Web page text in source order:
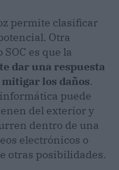
permite clasificar
Otra
es que la
dar una respuesta
los daños.
puede
del exterior y
dentro de una
electrónicos o
otras posibilidades.